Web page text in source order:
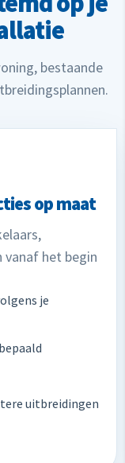
bestaande
op maat
vanaf het begin
je
uitbreidingen